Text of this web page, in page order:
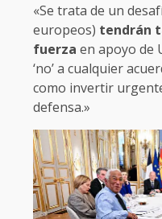
«Se trata de un
europeos) tendrán
fuerza en apoyo de
‘no’ a cualquier
como invertir
defensa.»